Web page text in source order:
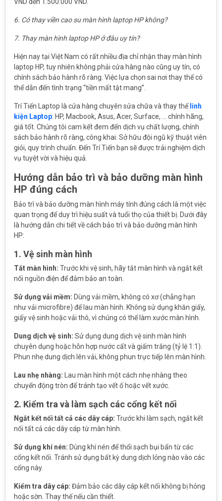
6. Có thay viền cao su màn hình laptop HP không?
7. Thay màn hình laptop HP ở đâu uy tín?
Hiện nay tại Việt Nam có rất nhiều địa chỉ nhận thay màn hình
laptop HP, tuy nhiên không phải cửa hàng nào cũng uy tín, có
chính sách bảo hành rõ ràng. Việc lựa chọn sai nơi thay thế có
thể dẫn đến tình trạng “tiền mất tật mang”.
Trí Tiến Laptop là cửa hàng chuyên sửa chữa và thay thế linh
kiện Laptop: HP, Macbook, Asus, Acer, Surface, … chính hãng,
giá tốt. Chúng tôi cam kết đem đến dịch vụ chất lượng, chính
sách bảo hành rõ ràng, công khai. Sở hữu đội ngũ kỹ thuật viên
giỏi, quy trình chuẩn. Đến Trí Tiến bạn sẽ được trải nghiệm dịch
vụ tuyệt vời và hiệu quả.
Hướng dẫn bảo trì và bảo dưỡng màn hình
HP đúng cách
Bảo trì và bảo dưỡng màn hình máy tính đúng cách là một việc
quan trọng để duy trì hiệu suất và tuổi thọ của thiết bị. Dưới đây
là hướng dẫn chi tiết về cách bảo trì và bảo dưỡng màn hình
HP:
1. Vệ sinh màn hình
Tắt màn hình: Trước khi vệ sinh, hãy tắt màn hình và ngắt kết
nối nguồn điện để đảm bảo an toàn.
Sử dụng vải mềm: Dùng vải mềm, không có xơ (chẳng hạn
như vải microfibre) để lau màn hình. Không sử dụng khăn giấy,
giấy vệ sinh hoặc vải thô, vì chúng có thể làm xước màn hình.
Dung dịch vệ sinh: Sử dụng dung dịch vệ sinh màn hình
chuyên dụng hoặc hỗn hợp nước cất và giấm trắng (tỷ lệ 1:1).
Phun nhẹ dung dịch lên vải, không phun trực tiếp lên màn hình.
Lau nhẹ nhàng: Lau màn hình một cách nhẹ nhàng theo
chuyển động tròn để tránh tạo vết ố hoặc vết xước.
2. Kiểm tra và làm sạch các cổng kết nối
Ngắt kết nối tất cả các dây cáp: Trước khi làm sạch, ngắt kết
nối tất cả các dây cáp từ màn hình.
Sử dụng khí nén: Dùng khí nén để thổi sạch bụi bẩn từ các
cổng kết nối. Tránh sử dụng bất kỳ dung dịch lỏng nào vào các
cổng này.
Kiểm tra dây cáp: Đảm bảo các dây cáp kết nối không bị hỏng
hoặc sờn. Thay thế nếu cần thiết.